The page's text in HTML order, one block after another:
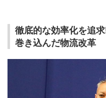
徹底的な効率化を追
巻き込んだ物流改革